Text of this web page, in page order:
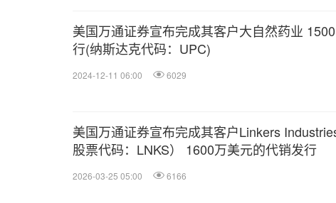
美国万通证券宣布完成其客户大自然药业
行(纳斯达克代码：UPC)
2024-12-11 06:00 6029
美国万通证券宣布完成其客户Linkers
股票代码：LNKS） 1600万美元的代销发行
2026-03-25 05:00 6166